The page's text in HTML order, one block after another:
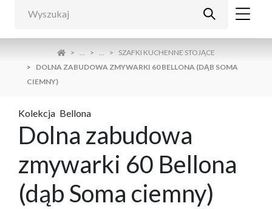
... ...
SZAFKI KUCHENNE STOJĄCE
DOLNA ZABUDOWA ZMYWARKI 60 BELLONA (DĄB SOMA
CIEMNY)
Kolekcja Bellona
Dolna zabudowa
zmywarki 60 Bellona
(dąb Soma ciemny)